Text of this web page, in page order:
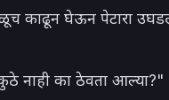
काढून घेऊन पेटारा
नाही का ठेवता आल्या?"